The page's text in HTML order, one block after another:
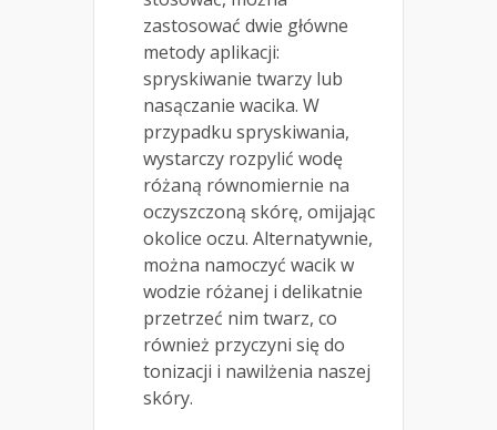
zastosować dwie główne
metody aplikacji:
spryskiwanie twarzy lub
nasączanie wacika. W
przypadku spryskiwania,
wystarczy rozpylić wodę
różaną równomiernie na
oczyszczoną skórę, omijając
okolice oczu. Alternatywnie,
można namoczyć wacik w
wodzie różanej i delikatnie
przetrzeć nim twarz, co
również przyczyni się do
tonizacji i nawilżenia naszej
skóry.